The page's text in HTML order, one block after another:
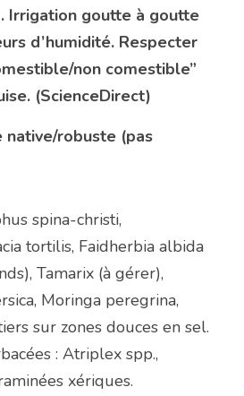
Irrigation goutte à goutte
d’humidité. Respecter
non comestible”
(ScienceDirect)
robuste (pas
spina-christi,
tortilis, Faidherbia albida
Tamarix (à gérer),
Moringa peregrina,
sur zones douces en sel.
: Atriplex spp.,
xériques.